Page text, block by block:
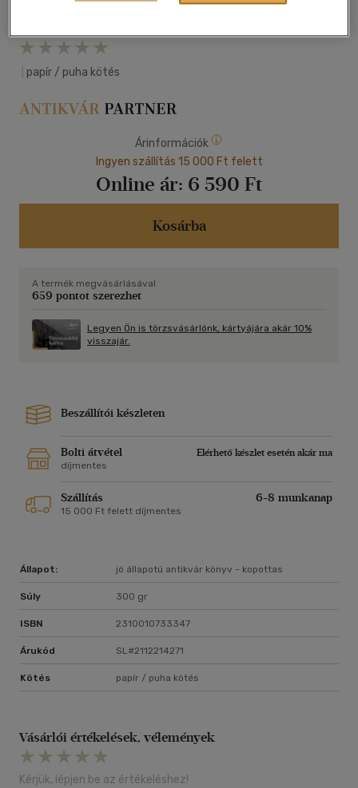
papír / puha kötés
Árinformációk
Ingyen szállítás 15 000 Ft felett
Online ár: 6 590 Ft
Kosárba
A termék megvásárlásával
659 pontot szerezhet
Legyen Ön is törzsvásárlónk, kártyájára akár 10%
visszajár.
Beszállítói készleten
Bolti átvétel
Elérhető készlet esetén akár ma
díjmentes
Szállítás 6-8 munkanap
15 000 Ft felett díjmentes
Állapot: jó állapotú antikvár könyv - kopottas
Súly 300 gr
ISBN 2310010733347
Árukód SL#2112214271
Kötés papír / puha kötés
Vásárlói értékelések, vélemények
Kérjük, lépjen be az értékeléshez!